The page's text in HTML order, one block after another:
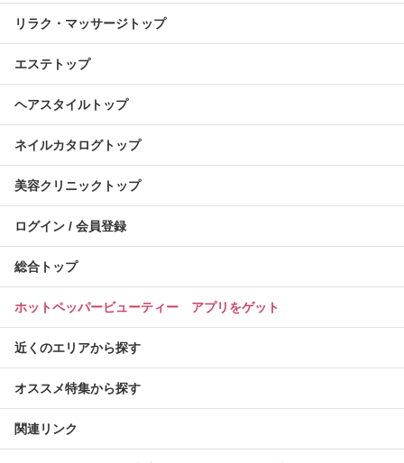
リラク・マッサージトップ
エステトップ
ヘアスタイルトップ
ネイルカタログトップ
美容クリニックトップ
ログイン / 会員登録
総合トップ
ホットペッパービューティー アプリをゲット
近くのエリアから探す
オススメ特集から探す
関連リンク